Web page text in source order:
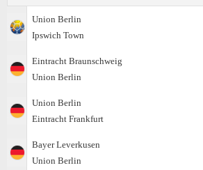
Union Berlin
Ipswich Town
Eintracht Braunschweig
Union Berlin
Union Berlin
Eintracht Frankfurt
Bayer Leverkusen
Union Berlin